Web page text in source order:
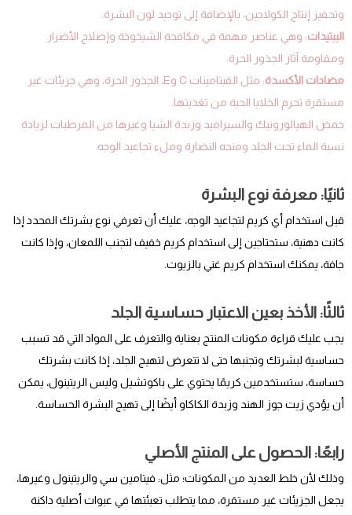
وتحفيز إنتاج الكولاجين، بالإضافة إلى توحيد لون البشرة.
الببتيدات: وهي عناصر مهمة في مكافحة الشيخوخة وإصلاح الأضرار
ومقاومة آثار الجذور الحرة.
مضادات الأكسدة
: مثل الفيتامينات C وE، الجذور الحرة، وهي جزيئات غير
مستقرة تحرم الخلايا الحية من تغذيتها.
حمض الهيالورونيك والسيراميد وزبدة الشيا وغيرها من المرطبات لزيادة
نسبة الماء تحت الجلد ومنحه النضارة وملء تجاعيد الوجه.
ثانيًا: معرفة نوع البشرة
قبل استخدام أي كريم لتجاعيد الوجه، عليك أن تعرفي نوع بشرتك المحدد إذا
كانت دهنية، ستحتاجين إلى استخدام كريم خفيف لتجنب اللمعان، وإذا كانت
جافة، يمكنك استخدام كريم غني بالزيوت.
ثالثًا: الأخذ بعين الاعتبار حساسية الجلد
يجب عليك قراءة مكونات المنتج بعناية والتعرف على المواد التي قد تسبب
حساسية لبشرتك وتجنبها حتى لا تتعرض لتهيج الجلد، إذا كانت بشرتك
حساسة، ستستخدمين كريمًا يحتوي على باكوتشيل وليس الريتينول، يمكن
أن يؤدي زيت جوز الهند وزبدة الكاكاو أيضًا إلى تهيج البشرة الحساسة.
رابعًا: الحصول على المنتج الأصلي
وذلك لأن خلط العديد من المكونات؛ مثل: فيتامين سي والريتينول وغيرها،
يجعل الجزيئات غير مستقرة، مما يتطلب تعبئتها في عبوات أصلية داكنة